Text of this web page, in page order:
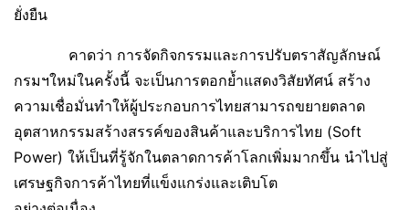
ยั่งยืน
คาดว่า การจัดกิจกรรมและการปรับตราสัญลักษณ์
กรมฯใหม่ในครั้งนี้ จะเป็นการตอกย้ำแสดงวิสัยทัศน์ สร้าง
ความเชื่อมั่นทำให้ผู้ประกอบการไทยสามารถขยายตลาด
อุตสาหกรรมสร้างสรรค์ของสินค้าและบริการไทย (Soft
Power) ให้เป็นที่รู้จักในตลาดการค้าโลกเพิ่มมากขึ้น นำไปสู่
เศรษฐกิจการค้าไทยที่แข็งแกร่งและเติบโต